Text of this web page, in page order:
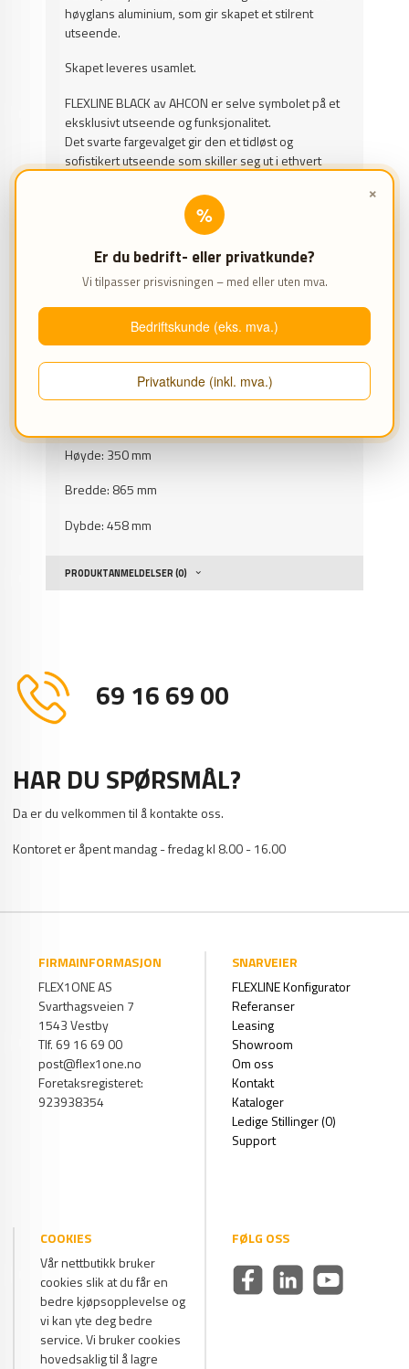
×
%
Er du bedrift- eller privatkunde?
Vi tilpasser prisvisningen – med eller uten mva.
Bedriftskunde (eks. mva.)
Privatkunde (inkl. mva.)
høyglans aluminium, som gir skapet et stilrent
utseende.
Skapet leveres usamlet.
FLEXLINE BLACK av AHCON er selve symbolet på et
eksklusivt utseende og funksjonalitet.
Det svarte fargevalget gir den et tidløst og
sofistikert utseende som skiller seg ut i ethvert
Det beste med FLEXLINE BLACK er at dette
underskapet enkelt kan kombineres med andre
FLEXLINE BLACK-moduler.
Dette gir deg friheten til å skreddersy
verkstedoppsettet nøyaktig til dine behov,
uavhengig av din bransje.
Skap den ultimate arbeidsplassen med FLEXLINE
BLACK by AHCON, hvor eksklusivitet og
funksjonalitet går hånd i hånd.
Høyde: 350 mm
Bredde: 865 mm
Dybde: 458 mm
PRODUKTANMELDELSER (0)
69 16 69 00
HAR DU SPØRSMÅL?
Da er du velkommen til å kontakte oss.
Kontoret er åpent mandag - fredag kl 8.00 - 16.00
FIRMAINFORMASJON
FLEX1ONE AS
Svarthagsveien 7
1543 Vestby
Tlf. 69 16 69 00
post@flex1one.no
Foretaksregisteret:
923938354
SNARVEIER
FLEXLINE Konfigurator
Referanser
Leasing
Showroom
Om oss
Kontakt
Kataloger
Ledige Stillinger (0)
Support
COOKIES
Vår nettbutikk bruker
cookies slik at du får en
bedre kjøpsopplevelse og
vi kan yte deg bedre
service. Vi bruker cookies
hovedsaklig til å lagre
FØLG OSS